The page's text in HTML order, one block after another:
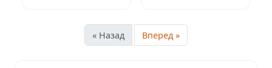
« Назад Вперед »